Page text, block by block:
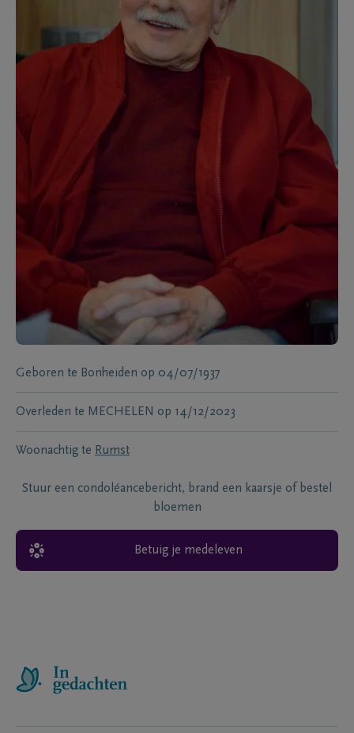
Geboren te Bonheiden op 04/07/1937
Overleden te MECHELEN op 14/12/2023
Woonachtig te Rumst
Stuur een condoléancebericht, brand een kaarsje of bestel
bloemen
Betuig je medeleven